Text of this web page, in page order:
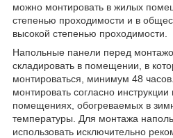
можно монтировать в жилых
степенью проходимости и в
высокой степенью проходимости.
Напольные панели перед
складировать в помещении, в
монтироваться, минимум 48
монтировать согласно
помещениях, обогреваемых в
температуры. Для монтажа
использовать исключительно